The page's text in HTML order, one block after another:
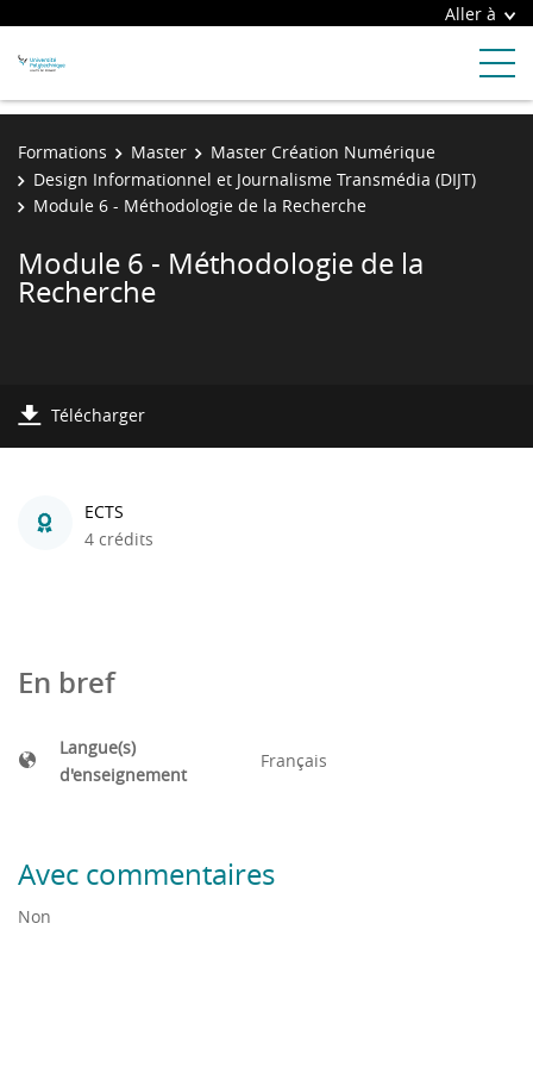
Aller à
Formations Master
Master Création Numérique
Design Informationnel et Journalisme Transmédia (DIJT)
Module 6 - Méthodologie de la Recherche
Module 6 - Méthodologie de la
Recherche
Télécharger
ECTS
4 crédits
En bref
Langue(s)
d'enseignement
Français
Avec commentaires
Non